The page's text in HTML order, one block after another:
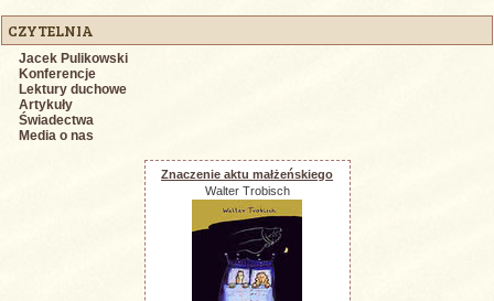
CZYTELNIA
Jacek Pulikowski
Konferencje
Lektury duchowe
Artykuły
Świadectwa
Media o nas
Znaczenie aktu małżeńskiego
Walter Trobisch